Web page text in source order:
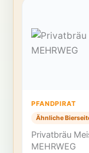
PFANDPIRAT
Ähnliche
Privatbräu
MEHRWEG